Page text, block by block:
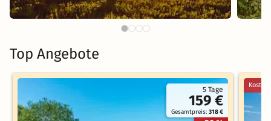
Top Angebote
5 Tage
159 €
Gesamtpreis:318 €